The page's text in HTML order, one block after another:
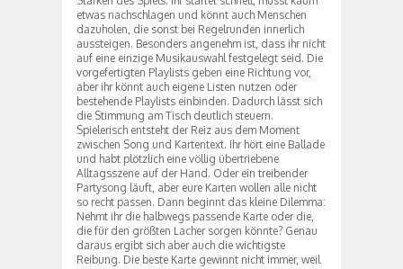
etwas nachschlagen und könnt auch Menschen
dazuholen, die sonst bei Regelrunden innerlich
aussteigen. Besonders angenehm ist, dass ihr nicht
auf eine einzige Musikauswahl festgelegt seid. Die
vorgefertigten Playlists geben eine Richtung vor,
aber ihr könnt auch eigene Listen nutzen oder
bestehende Playlists einbinden. Dadurch lässt sich
die Stimmung am Tisch deutlich steuern.
Spielerisch entsteht der Reiz aus dem Moment
zwischen Song und Kartentext. Ihr hört eine Ballade
und habt plötzlich eine völlig übertriebene
Alltagsszene auf der Hand. Oder ein treibender
Partysong läuft, aber eure Karten wollen alle nicht
so recht passen. Dann beginnt das kleine Dilemma:
Nehmt ihr die halbwegs passende Karte oder die,
die für den größten Lacher sorgen könnte? Genau
daraus ergibt sich aber auch die wichtigste
Reibung. Die beste Karte gewinnt nicht immer, weil